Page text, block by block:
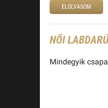
ELOLVASOM
NŐI
Mindegyik